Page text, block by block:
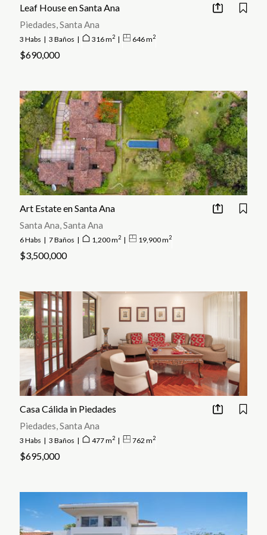
Leaf House en Santa Ana
Piedades, Santa Ana
3 Habs | 3 Baños | 316 m2 | 646 m2
$690,000
Art Estate en Santa Ana
Santa Ana, Santa Ana
6 Habs | 7 Baños | 1,200 m2 | 19,900 m2
$3,500,000
Casa Cálida in Piedades
Piedades, Santa Ana
3 Habs | 3 Baños | 477 m2 | 762 m2
$695,000